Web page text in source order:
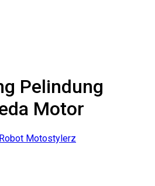
Pelindung
Motor
Robot Motostylerz